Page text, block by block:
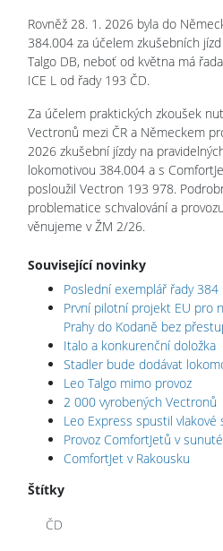
Rovněž 28. 1. 2026 byla do
384.004 za účelem zkušebních
Talgo DB, neboť od května má
ICE L od řady 193 ČD.
Za účelem praktických zkoušek
Vectronů mezi ČR a Německem
2026 zkušební jízdy na
lokomotivou 384.004 a s
posloužil Vectron 193 978.
problematice schvalování a
věnujeme v ŽM 2/26.
Související novinky
Poslední exemplář řady 384
První pilotní projekt EU pro
Prahy do Kodaně bez
Italo a konkurenční doložka
Stadler bude dodávat
Leo Talgo mimo provoz
2 000 vyrobených Vectronů
Leo Express spustil
Provoz ComfortJetů v
ComfortJet v Rakousku
Štítky
ČD